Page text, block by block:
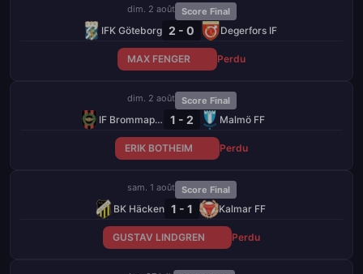
dim. 2 août Score Final
IFK Göteborg 2 - 0 Degerfors IF
MAX FENGER Perdu
dim. 2 août Score Final
IF Brommapojkarna 1 - 2 Malmö FF
ERIK BOTHEIM Perdu
sam. 1 août Score Final
BK Häcken 1 - 1 Kalmar FF
GUSTAV LINDGREN Perdu